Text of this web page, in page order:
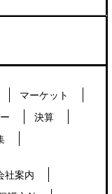
マーケット
決算
社案内